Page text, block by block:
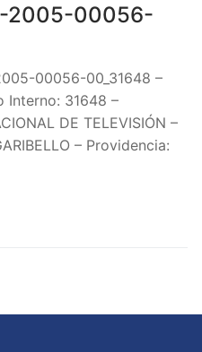
2005-00056-
00056-00_31648 –
Interno: 31648 –
DE TELEVISIÓN –
– Providencia: